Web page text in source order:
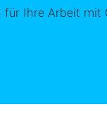
Ihre Arbeit mit